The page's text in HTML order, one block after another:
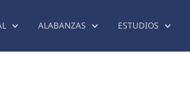
ALABANZAS ESTUDIOS